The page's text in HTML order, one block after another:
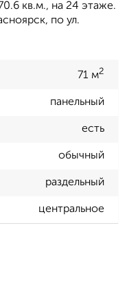
кв.м., на 24 этаже.
по ул.
71 м2
панельный
есть
обычный
раздельный
центральное